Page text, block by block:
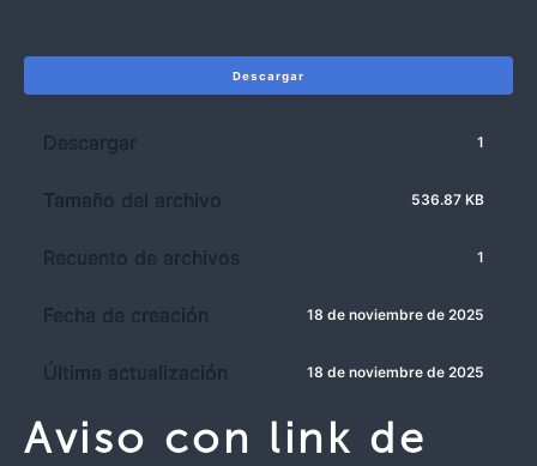
Descargar
Descargar 1
Tamaño del archivo 536.87 KB
Recuento de archivos 1
Fecha de creación 18 de noviembre de 2025
Última actualización 18 de noviembre de 2025
Aviso con link de